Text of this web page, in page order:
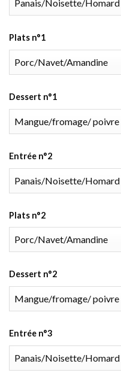
Plats n°1
Dessert n°1
Entrée n°2
Plats n°2
Dessert n°2
Entrée n°3